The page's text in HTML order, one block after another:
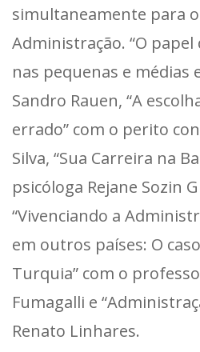
simultaneamente para
Administração. “O
nas pequenas e médias
Sandro Rauen, “A
errado” com o perito
Silva, “Sua Carreira na
psicóloga Rejane Sozin
“Vivenciando a
em outros países: O
Turquia” com o
Fumagalli e
Renato Linhares.